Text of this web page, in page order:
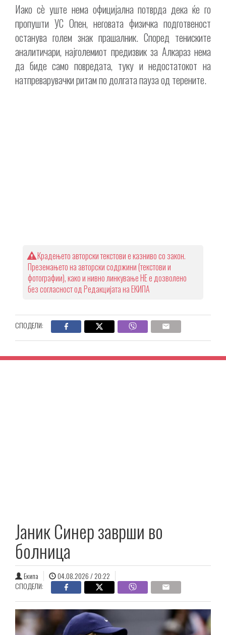
Иако сè уште нема официјална потврда дека ќе го
пропушти УС Опен, неговата физичка подготвеност
останува голем знак прашалник. Според тениските
аналитичари, најголемиот предизвик за Алкараз нема
да биде само повредата, туку и недостатокот на
натпреварувачки ритам по долгата пауза од терените.
Крадењето авторски текстови е казниво со закон.
Преземањето на авторски содржини (текстови и
фотографии), како и нивно линкување НЕ е дозволено
без согласност од Редакцијата на ЕКИПА
СПОДЕЛИ:
Јаник Синер заврши во
болница
Екипа
04.08.2026 / 20:22
СПОДЕЛИ: